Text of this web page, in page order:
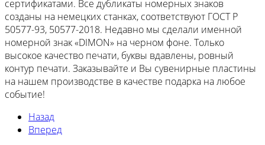
сертификатами. Все дубликаты номерных знаков
созданы на немецких станках, соответствуют ГОСТ Р
50577-93, 50577-2018. Недавно мы сделали именной
номерной знак «DIMON» на черном фоне. Только
высокое качество печати, буквы вдавлены, ровный
контур печати. Заказывайте и Вы сувенирные пластины
на нашем производстве в качестве подарка на любое
событие!
Назад
Вперед